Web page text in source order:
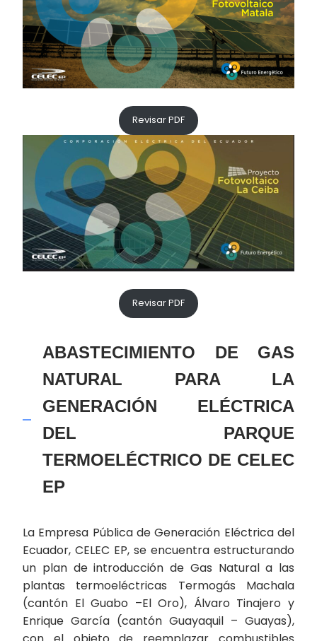
Revisar PDF
Revisar PDF
ABASTECIMIENTO DE GAS
NATURAL PARA LA
GENERACIÓN ELÉCTRICA
DEL PARQUE
TERMOELÉCTRICO DE CELEC
EP
La Empresa Pública de Generación Eléctrica del
Ecuador, CELEC EP, se encuentra estructurando
un plan de introducción de Gas Natural a las
plantas termoeléctricas Termogás Machala
(cantón El Guabo –El Oro), Álvaro Tinajero y
Enrique García (cantón Guayaquil – Guayas),